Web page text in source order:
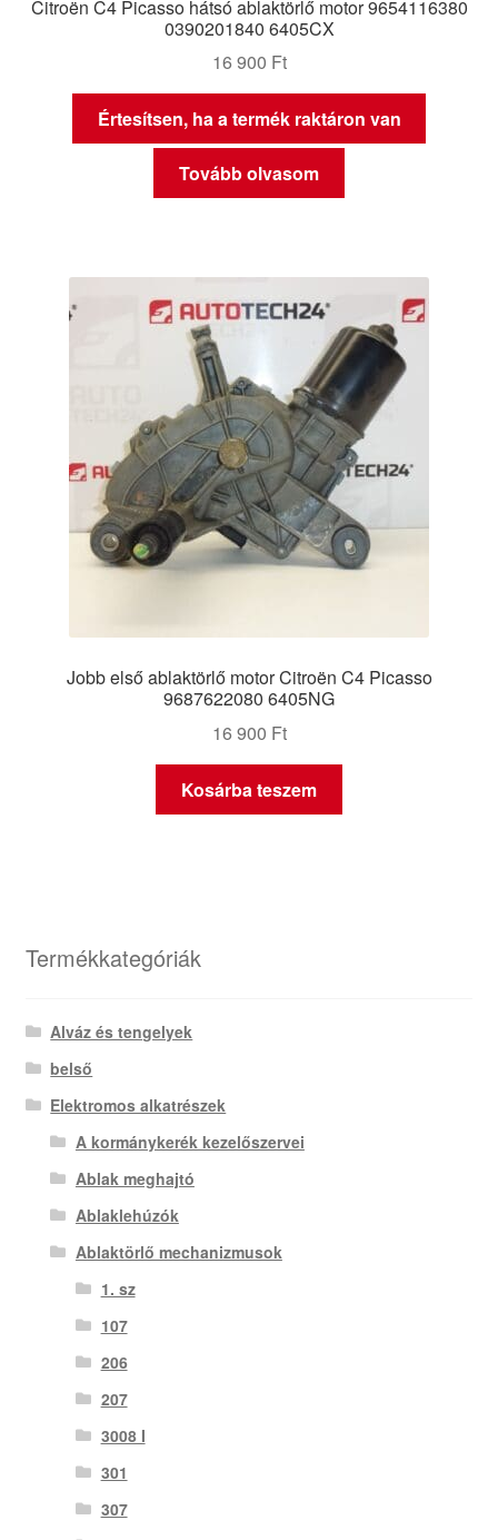
Citroën C4 Picasso hátsó ablaktörlő motor 9654116380
0390201840 6405CX
16 900 Ft
Értesítsen, ha a termék raktáron van
Tovább olvasom
Jobb első ablaktörlő motor Citroën C4 Picasso
9687622080 6405NG
16 900 Ft
Kosárba teszem
Termékkategóriák
Alváz és tengelyek
belső
Elektromos alkatrészek
A kormánykerék kezelőszervei
Ablak meghajtó
Ablaklehúzók
Ablaktörlő mechanizmusok
1. sz
107
206
207
3008 I
301
307